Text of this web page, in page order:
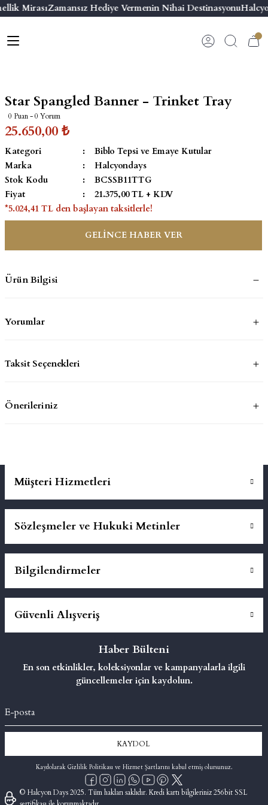
MirasıZamansız Hediye Vermenin Nihai Destinasyonu
Geri Dön
Geri Dön
ve Aksesuarlar
Mum
Geri Dön
Geri Dön
Seriler
Elephant
Star Spangled Banner - Trinket Tray
0 Puan - 0 Yorum
25.650,00 ₺
Kategori
Biblo Tepsi ve Emaye Kutular
Marka
Halcyondays
Stok Kodu
BCSSB11TTG
Fiyat
21.375,00 TL + KDV
*5.024,41 TL den başlayan taksitlerle!
GELİNCE HABER VER
Ürün Bilgisi
Yorumlar
Taksit Seçenekleri
Önerileriniz
Müşteri Hizmetleri
Sözleşmeler ve Hukuki Metinler
Bilgilendirmeler
Güvenli Alışveriş
Haber Bülteni
En son etkinlikler, koleksiyonlar ve kampanyalarla ilgili
güncellemeler için kaydolun.
KAYDOL
Kaydolarak Gizlilik Politikası ve Hizmet Şartlarını kabul etmiş olursunuz.
© Halcyon Days 2025. Tüm hakları saklıdır. Kredi kartı bilgileriniz 256bit SSL